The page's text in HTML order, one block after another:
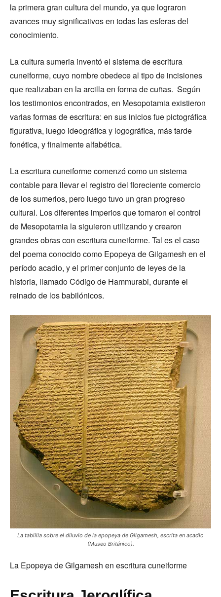
la primera gran cultura del mundo, ya que lograron
avances muy significativos en todas las esferas del
conocimiento.
La cultura sumeria inventó el sistema de escritura
cuneiforme, cuyo nombre obedece al tipo de incisiones
que realizaban en la arcilla en forma de cuñas. Según
los testimonios encontrados, en Mesopotamia existieron
varias formas de escritura: en sus inicios fue pictográfica
figurativa, luego ideográfica y logográfica, más tarde
fonética, y finalmente alfabética.
La escritura cuneiforme comenzó como un sistema
contable para llevar el registro del floreciente comercio
de los sumerios, pero luego tuvo un gran progreso
cultural. Los diferentes imperios que tomaron el control
de Mesopotamia la siguieron utilizando y crearon
grandes obras con escritura cuneiforme. Tal es el caso
del poema conocido como Epopeya de Gilgamesh en el
período acadio, y el primer conjunto de leyes de la
historia, llamado Código de Hammurabi, durante el
reinado de los babilónicos.
La tablilla sobre el diluvio de la epopeya de Gilgamesh, escrita en acadio
(Museo Británico).
La Epopeya de Gilgamesh en escritura cuneiforme